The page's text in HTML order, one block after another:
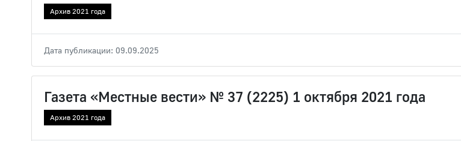
Архив 2021 года
Дата публикации: 09.09.2025
Газета «Местные вести» № 37 (2225) 1 октября 2021 года
Архив 2021 года